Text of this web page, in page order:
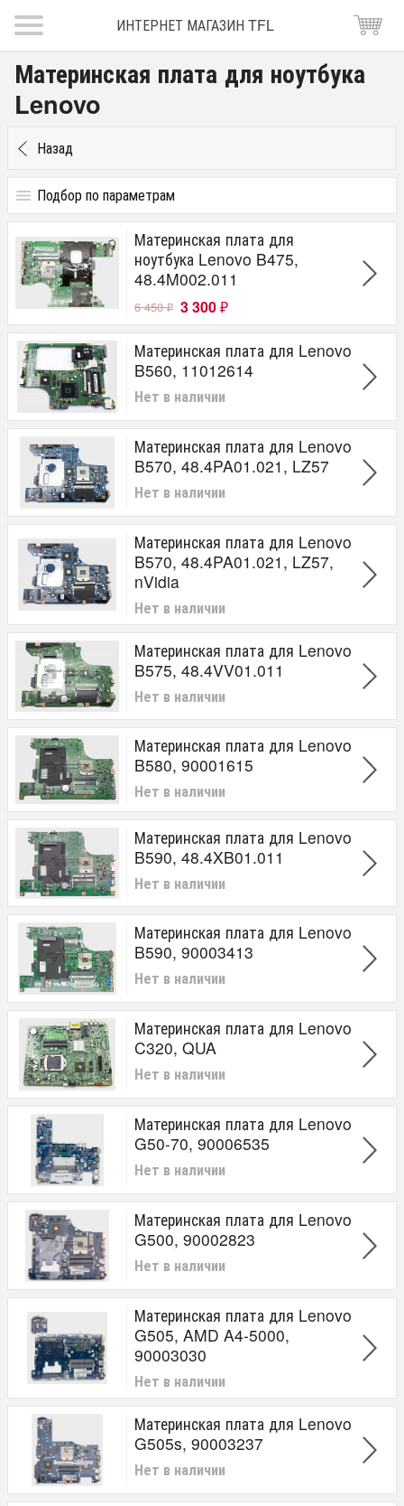
ИНТЕРНЕТ МАГАЗИН TFL
Материнская плата для ноутбука
Lenovo
Назад
Подбор по параметрам
Для Бренда
Lenovo
Socket CPU
Socket FS1
Socket G3 (PGA947)
Socket LGA1155
Socket LGA1366
Socket PGA989
Socket S1
Интегрированный
Тип
DDR3
Тип видеокарты
Интегрированное
Дискретное
Материнская плата для
ноутбука Lenovo B475,
48.4M002.011
6 450₽ 3 300 ₽
Материнская плата для Lenovo
B560, 11012614
Нет в наличии
Материнская плата для Lenovo
B570, 48.4PA01.021, LZ57
Нет в наличии
Материнская плата для Lenovo
B570, 48.4PA01.021, LZ57,
nVidia
Нет в наличии
Материнская плата для Lenovo
B575, 48.4VV01.011
Нет в наличии
Материнская плата для Lenovo
B580, 90001615
Нет в наличии
Материнская плата для Lenovo
B590, 48.4XB01.011
Нет в наличии
Материнская плата для Lenovo
B590, 90003413
Нет в наличии
Материнская плата для Lenovo
C320, QUA
Нет в наличии
Материнская плата для Lenovo
G50-70, 90006535
Нет в наличии
Материнская плата для Lenovo
G500, 90002823
Нет в наличии
Материнская плата для Lenovo
G505, AMD A4-5000,
90003030
Нет в наличии
Материнская плата для Lenovo
G505s, 90003237
Нет в наличии